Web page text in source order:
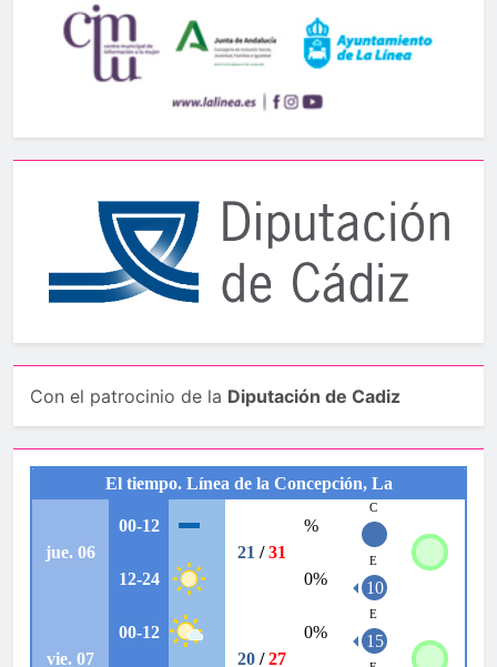
Con el patrocinio de la Diputación de Cadiz